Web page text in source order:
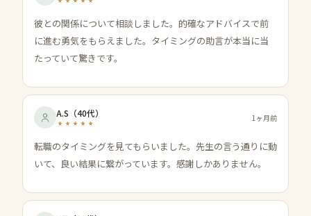
彼との関係について相談しました。的確なアドバイスで前
に進む勇気をもらえました。タイミングの助言が本当に当
たっていて驚きです。
A.S （40代） 1ヶ月前
転職のタイミングを見てもらいました。先生の言う通りに動
いて、良い結果に繋がっています。感謝しかありません。